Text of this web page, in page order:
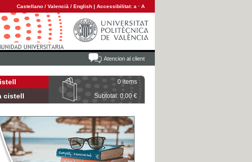
Castellano / Valencià / English | Accessibilitat: a · A
Atencion al client
0 items
cistell Subtotal: 0,00 €